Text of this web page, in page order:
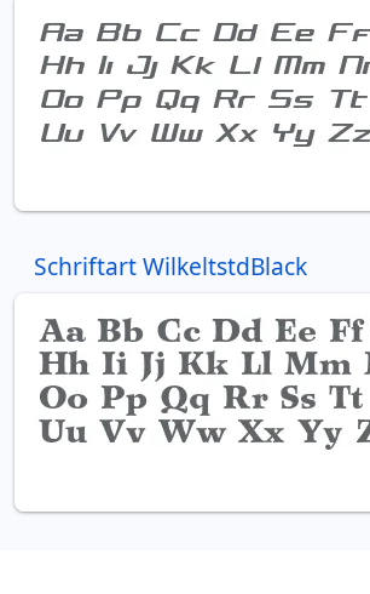
Schriftart WilkeltstdBlack